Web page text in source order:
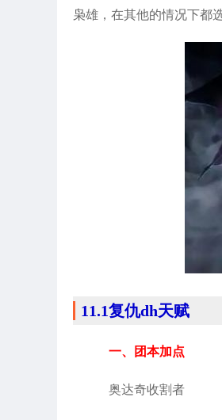
枭雄，在其他的情况下都
11.1复仇dh天赋
一、团本加点
奥达奇收割者